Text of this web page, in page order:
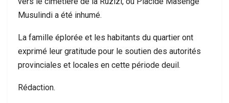
Musulindi a été inhumé.
La famille éplorée et les habitants du quartier ont
exprimé leur gratitude pour le soutien des autorités
provinciales et locales en cette période deuil.
Rédaction.